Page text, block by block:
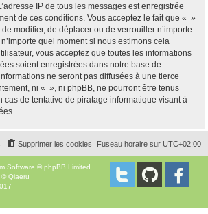
IP de tous les messages est enregistrée
de ces conditions. Vous acceptez le fait que « »
modifier, de déplacer ou de verrouiller n’importe
quel moment si nous estimons cela
vous acceptez que toutes les informations
soient enregistrées dans notre base de
ne seront pas diffusées à une tierce
ni « », ni phpBB, ne pourront être tenus
cas de tentative de piratage informatique visant à
Fuseau horaire sur UTC+02:00
Supprimer les cookies
Software © phpBB Limited
©Qiaeru